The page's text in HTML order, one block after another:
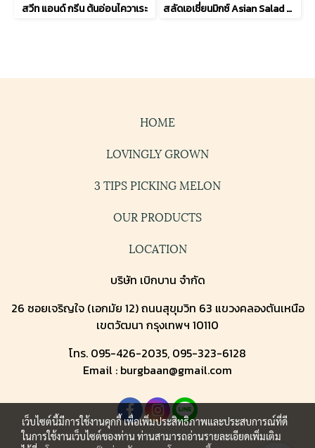
สวีท แอนด์ กรีน ต้นอ่อนไควาเระ สลัดเอเชี่ยนมิกซ์ Asian Salad Mix (Baby Spinach+Rocket+Sorrel)
HOME
LOVINGLY GROWN
3 TIPS PICKING MELON
OUR PRODUCTS
LOCATION
บริษัท เบิกบาน จำกัด
26 ซอยเจริญใจ (เอกมัย 12) ถนนสุขุมวิท 63 แขวงคลองตันเหนือ
เขตวัฒนา กรุงเทพฯ 10110
โทร. 095-426-2035, 095-323-6128
Email : burgbaan@gmail.com
เว็บไซต์นี้มีการใช้งานคุกกี้ เพื่อเพิ่มประสิทธิภาพและประสบการณ์ที่ดี
ในการใช้งานเว็บไซต์ของท่าน ท่านสามารถอ่านรายละเอียดเพิ่มเติม